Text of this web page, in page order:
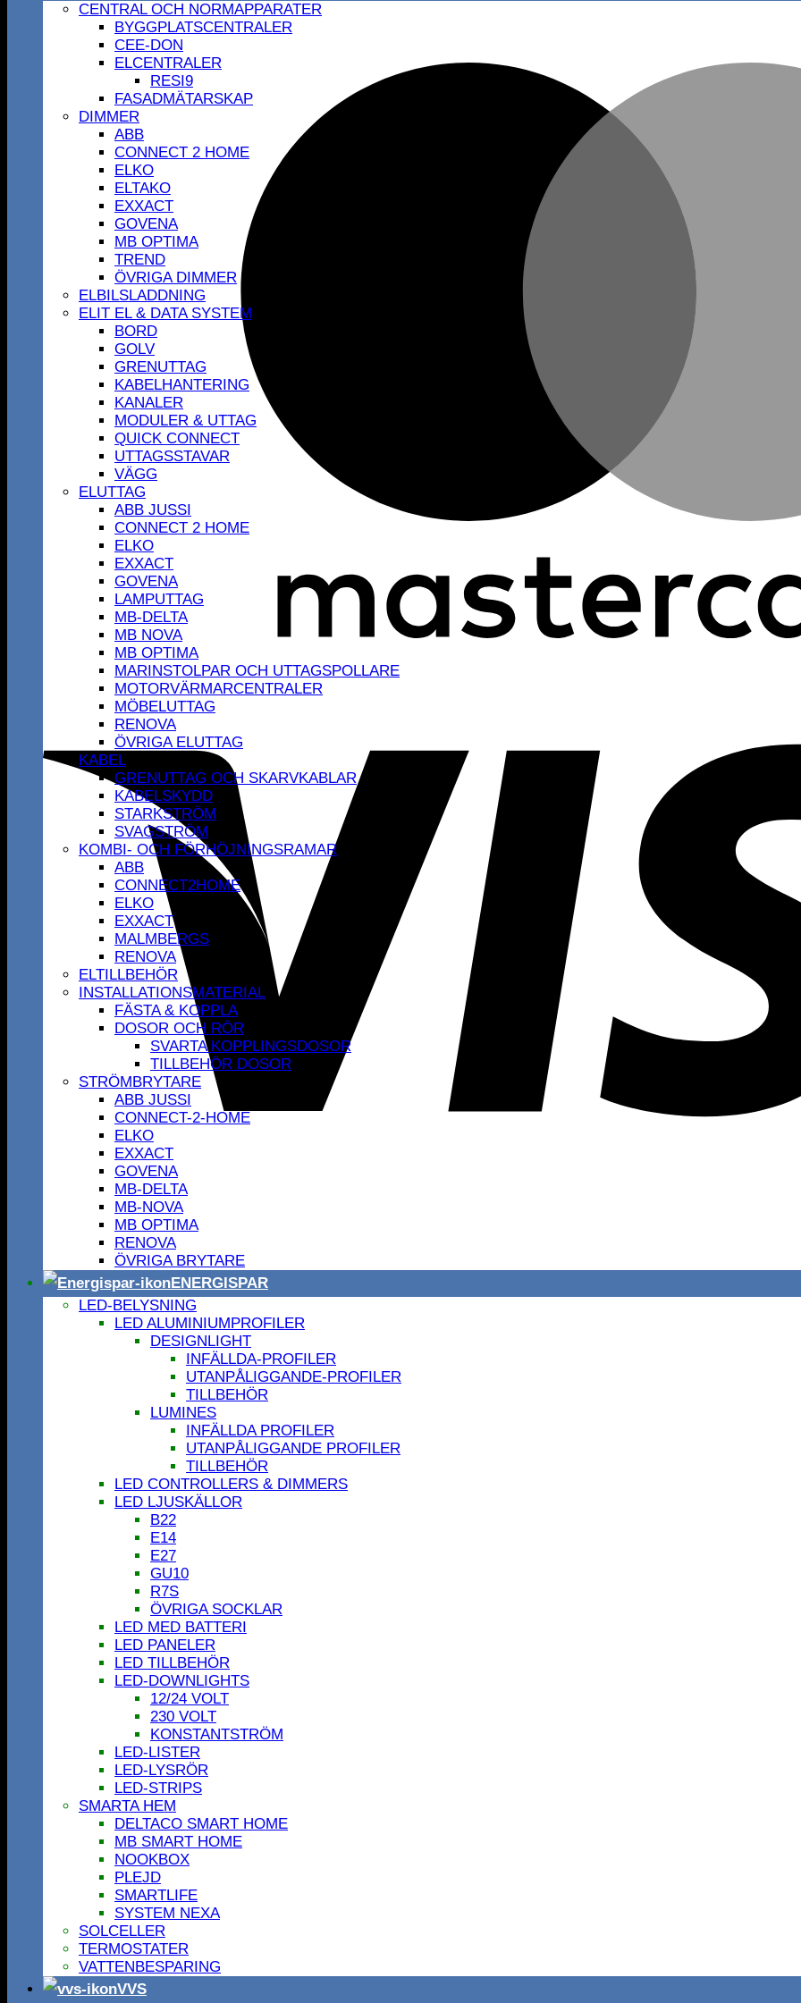
CENTRAL OCH NORMAPPARATER
BYGGPLATSCENTRALER
CEE-DON
ELCENTRALER
RESI9
FASADMÄTARSKAP
DIMMER
ABB
CONNECT 2 HOME
ELKO
ELTAKO
EXXACT
GOVENA
MB OPTIMA
TREND
ÖVRIGA DIMMER
ELBILSLADDNING
ELIT EL & DATA SYSTEM
BORD
GOLV
GRENUTTAG
KABELHANTERING
KANALER
MODULER & UTTAG
QUICK CONNECT
UTTAGSSTAVAR
VÄGG
ELUTTAG
ABB JUSSI
CONNECT 2 HOME
ELKO
EXXACT
GOVENA
LAMPUTTAG
MB-DELTA
MB NOVA
MB OPTIMA
MARINSTOLPAR OCH UTTAGSPOLLARE
MOTORVÄRMARCENTRALER
MÖBELUTTAG
RENOVA
ÖVRIGA ELUTTAG
KABEL
GRENUTTAG OCH SKARVKABLAR
KABELSKYDD
STARKSTRÖM
SVAGSTRÖM
KOMBI- OCH FÖRHÖJNINGSRAMAR
ABB
CONNECT2HOME
ELKO
EXXACT
MALMBERGS
RENOVA
ELTILLBEHÖR
INSTALLATIONSMATERIAL
FÄSTA & KOPPLA
DOSOR OCH RÖR
SVARTA KOPPLINGSDOSOR
TILLBEHÖR DOSOR
STRÖMBRYTARE
ABB JUSSI
CONNECT-2-HOME
ELKO
EXXACT
GOVENA
MB-DELTA
MB-NOVA
MB OPTIMA
RENOVA
ÖVRIGA BRYTARE
ENERGISPAR
LED-BELYSNING
LED ALUMINIUMPROFILER
DESIGNLIGHT
INFÄLLDA-PROFILER
UTANPÅLIGGANDE-PROFILER
TILLBEHÖR
LUMINES
INFÄLLDA PROFILER
UTANPÅLIGGANDE PROFILER
TILLBEHÖR
LED CONTROLLERS & DIMMERS
LED LJUSKÄLLOR
B22
E14
E27
GU10
R7S
ÖVRIGA SOCKLAR
LED MED BATTERI
LED PANELER
LED TILLBEHÖR
LED-DOWNLIGHTS
12/24 VOLT
230 VOLT
KONSTANTSTRÖM
LED-LISTER
LED-LYSRÖR
LED-STRIPS
SMARTA HEM
DELTACO SMART HOME
MB SMART HOME
NOOKBOX
PLEJD
SMARTLIFE
SYSTEM NEXA
SOLCELLER
TERMOSTATER
VATTENBESPARING
VVS